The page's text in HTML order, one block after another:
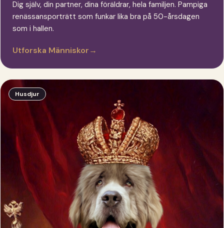
Dig själv, din partner, dina föräldrar, hela familjen. Pampiga
renässansporträtt som funkar lika bra på 50-årsdagen
som i hallen.
Utforska Människor→
Husdjur